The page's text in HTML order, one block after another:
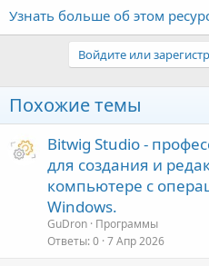
Windows 2000, XP, 2003 Server,
Windows 8/8.1/10, Windows Server
Минимум 32 MB оперативной
Узнать больше об этом
Войдите или
Похожие темы
Bitwig Studio -
для создания и
компьютере с
Windows.
GuDron Программы
Ответы 0 7 Апр 2026